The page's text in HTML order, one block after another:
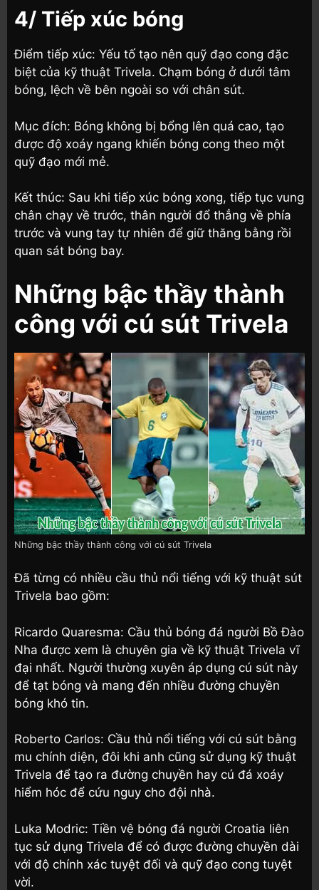
4/ Tiếp xúc bóng
Điểm tiếp xúc: Yếu tố tạo nên quỹ đạo cong đặc
biệt của kỹ thuật Trivela. Chạm bóng ở dưới tâm
bóng, lệch về bên ngoài so với chân sút.
Mục đích: Bóng không bị bổng lên quá cao, tạo
được độ xoáy ngang khiến bóng cong theo một
quỹ đạo mới mẻ.
Kết thúc: Sau khi tiếp xúc bóng xong, tiếp tục vung
chân chạy về trước, thân người đổ thẳng về phía
trước và vung tay tự nhiên để giữ thăng bằng rồi
quan sát bóng bay.
Những bậc thầy thành
công với cú sút Trivela
Những bậc thầy thành công với cú sút Trivela
Đã từng có nhiều cầu thủ nổi tiếng với kỹ thuật sút
Trivela bao gồm:
Ricardo Quaresma: Cầu thủ bóng đá người Bồ Đào
Nha được xem là chuyên gia về kỹ thuật Trivela vĩ
đại nhất. Người thường xuyên áp dụng cú sút này
để tạt bóng và mang đến nhiều đường chuyền
bóng khó tin.
Roberto Carlos: Cầu thủ nổi tiếng với cú sút bằng
mu chính diện, đôi khi anh cũng sử dụng kỹ thuật
Trivela để tạo ra đường chuyền hay cú đá xoáy
hiểm hóc để cứu nguy cho đội nhà.
Luka Modric: Tiền vệ bóng đá người Croatia liên
tục sử dụng Trivela để có được đường chuyền dài
với độ chính xác tuyệt đối và quỹ đạo cong tuyệt
vời.